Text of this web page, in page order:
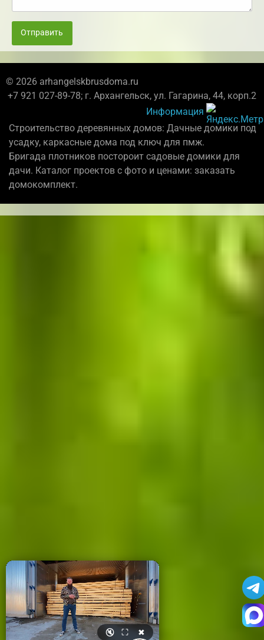
Отправить
© 2026 arhangelskbrusdoma.ru
+7 921 027-89-78; г. Архангельск, ул. Гагарина, 44, корп.2
Информация
Строительство деревянных домов: Дачные домики под
усадку, каркасные дома под ключ для пмж.
Бригада плотников постороит садовые домики для
дачи. Каталог проектов с фото и ценами: заказать
домокомплект.
🔇 ⛶ ✖